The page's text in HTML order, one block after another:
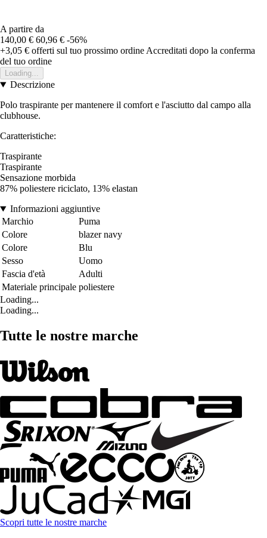
A partire da
140,00 € 60,96 € -56%
+3,05 € offerti sul tuo prossimo ordine Accreditati dopo la conferma
del tuo ordine
Loading...
Descrizione
Polo traspirante per mantenere il comfort e l'asciutto dal campo alla
clubhouse.
Caratteristiche:
Traspirante
Traspirante
Sensazione morbida
87% poliestere riciclato, 13% elastan
Informazioni aggiuntive
Marchio
Puma
Colore
blazer navy
Colore
Blu
Sesso
Uomo
Fascia d'età
Adulti
Materiale principale poliestere
Loading...
Loading...
Tutte le nostre marche
Scopri tutte le nostre marche